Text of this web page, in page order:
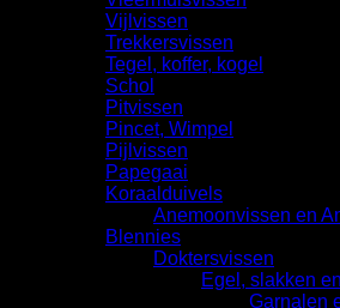
Vijlvissen
Trekkersvissen
Tegel, koffer, kogel
Schol
Pitvissen
Pincet, Wimpel
Pijlvissen
Papegaai
Koraalduivels
Anemoonvissen en
Blennies
Doktersvissen
Egel, slakken
Garnalen